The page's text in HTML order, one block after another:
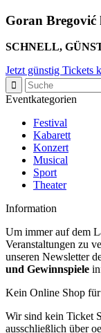
Goran Bregović
SCHNELL,
Jetzt günstig Tickets
Eventkategorien
Festival
Kabarett
Konzert
Musical
Sport
Theater
Information
Um immer auf dem
Veranstaltungen zu
unseren Newsletter
und Gewinnspiele
Kein Online Shop
Wir sind kein Ticket
ausschließlich über